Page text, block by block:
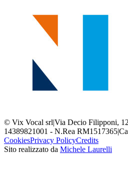
© Vix Vocal srl|Via Decio Filipponi,
14389821001 - N.Rea RM1517365|
CookiesPrivacy PolicyCredits
Sito realizzato da Michele Laurelli